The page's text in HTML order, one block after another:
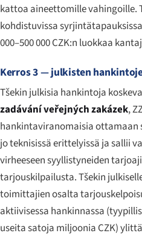
kattoa aineettomille vahingoille.
kohdistuvissa
000–500 000 CZK:n luokkaa
Kerros 3 — julkisten
Tšekin julkisia hankintoja
zadávání veřejných zakázek,
hankintaviranomaisia
jo teknisissä erittelyissä ja sallii
virheeseen syyllistyneiden
tarjouskilpailusta. Tšekin
toimittajien osalta
aktiivisessa hankinnassa
useita satoja miljoonia CZK)